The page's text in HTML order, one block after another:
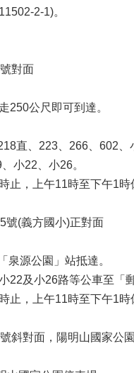
2-1)。
對面
250公尺即可到達。
直、223、266、602
小22、小26。
止，上午11時至下午1時
號(義方國小)正對面
泉源公園」站抵達。
22及小26路等公車至「
止，上午11時至下午1時
斜對面，陽明山國家公